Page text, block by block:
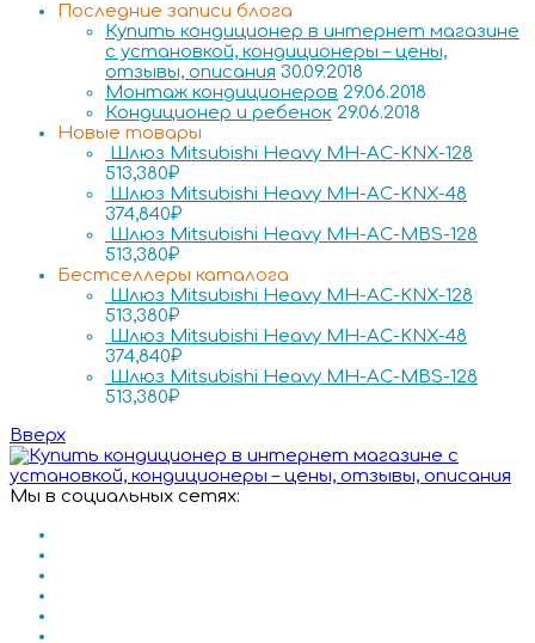
Последние записи блога
Купить кондиционер в интернет магазине
с установкой, кондиционеры – цены,
отзывы, описания 30.09.2018
Монтаж кондиционеров 29.06.2018
Кондиционер и ребенок 29.06.2018
Новые товары
Шлюз Mitsubishi Heavy MH-AC-KNX-128
513,380₽
Шлюз Mitsubishi Heavy MH-AC-KNX-48
374,840₽
Шлюз Mitsubishi Heavy MH-AC-MBS-128
513,380₽
Бестселлеры каталога
Шлюз Mitsubishi Heavy MH-AC-KNX-128
513,380₽
Шлюз Mitsubishi Heavy MH-AC-KNX-48
374,840₽
Шлюз Mitsubishi Heavy MH-AC-MBS-128
513,380₽
Вверх
Мы в социальных сетях: